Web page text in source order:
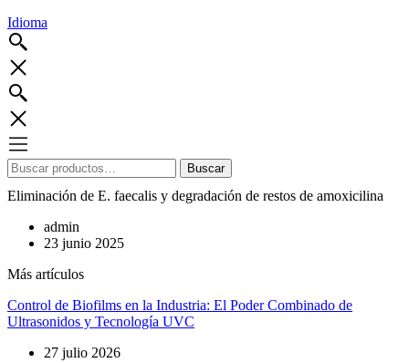
Idioma
Buscar
por:
Buscar
Eliminación de E. faecalis y degradación de restos de amoxicilina
admin
23 junio 2025
Más artículos
Control de Biofilms en la Industria: El Poder Combinado de
Ultrasonidos y Tecnología UVC
27 julio 2026